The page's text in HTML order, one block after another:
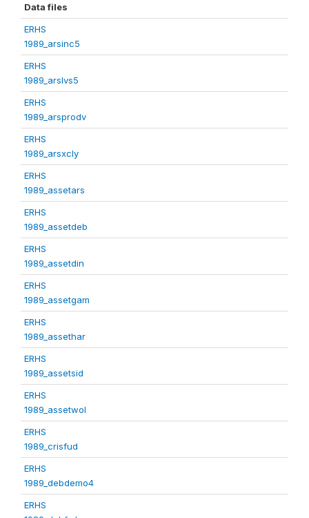
Data files
ERHS
1989_arsinc5
ERHS
1989_arslvs5
ERHS
1989_arsprodv
ERHS
1989_arsxcly
ERHS
1989_assetars
ERHS
1989_assetdeb
ERHS
1989_assetdin
ERHS
1989_assetgam
ERHS
1989_assethar
ERHS
1989_assetsid
ERHS
1989_assetwol
ERHS
1989_crisfud
ERHS
1989_debdemo4
ERHS